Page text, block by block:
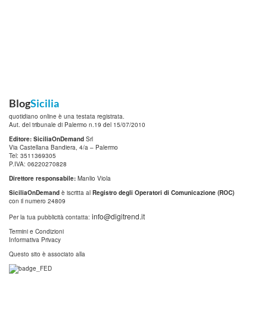
BlogSicilia
quotidiano online è una testata registrata.
Aut. del tribunale di Palermo n.19 del 15/07/2010
Editore: SiciliaOnDemand Srl
Via Castellana Bandiera, 4/a – Palermo
Tel: 3511369305
P.IVA: 06220270828
Direttore responsabile: Manlio Viola
SiciliaOnDemand è iscritta al Registro degli Operatori di Comunicazione (ROC)
con il numero 24809
Per la tua pubblicità contatta: info@digitrend.it
Termini e Condizioni
Informativa Privacy
Questo sito è associato alla